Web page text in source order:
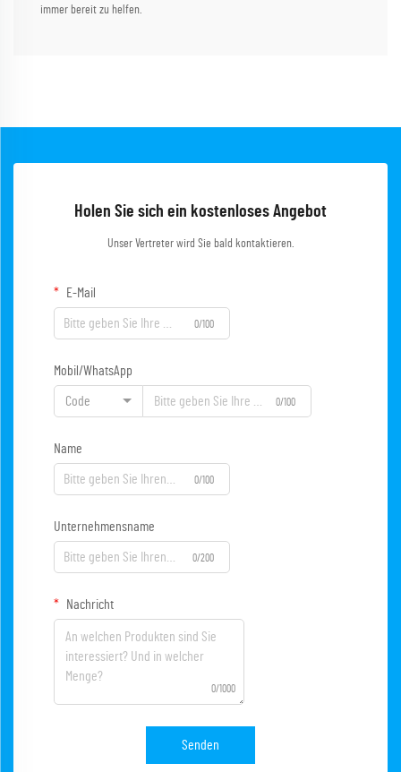
immer bereit zu helfen.
Holen Sie sich ein kostenloses Angebot
Unser Vertreter wird Sie bald kontaktieren.
E-Mail
0/100
Mobil/WhatsApp
Code 0/100
Name
0/100
Unternehmensname
0/200
Nachricht
0/1000
Senden